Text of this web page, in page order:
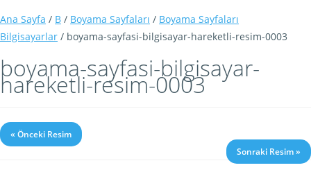
Ana Sayfa / B / Boyama Sayfaları / Boyama Sayfaları
Bilgisayarlar / boyama-sayfasi-bilgisayar-hareketli-resim-0003
boyama-sayfasi-bilgisayar-
hareketli-resim-0003
« Önceki Resim
Sonraki Resim »